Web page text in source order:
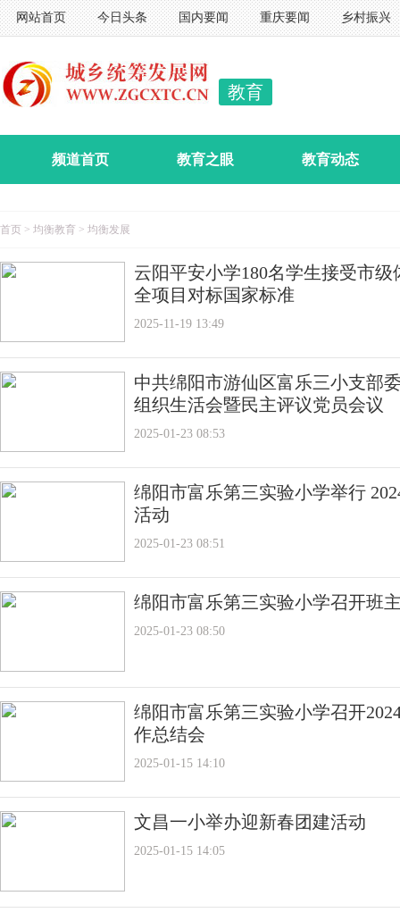
网站首页 今日头条 国内要闻 重庆要闻 乡村振兴
教育
频道首页 教育之眼 教育动态
首页 > 均衡教育 > 均衡发展
云阳平安小学180名学生接受市
全项目对标国家标准
2025-11-19 13:49
中共绵阳市游仙区富乐三小支部
组织生活会暨民主评议党员会议
2025-01-23 08:53
绵阳市富乐第三实验小学举行
活动
2025-01-23 08:51
绵阳市富乐第三实验小学召开班
2025-01-23 08:50
绵阳市富乐第三实验小学召开
作总结会
2025-01-15 14:10
文昌一小举办迎新春团建活动
2025-01-15 14:05